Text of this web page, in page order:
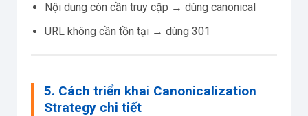
Nội dung còn cần truy cập → dùng canonical
URL không cần tồn tại → dùng 301
5. Cách triển khai Canonicalization
Strategy chi tiết